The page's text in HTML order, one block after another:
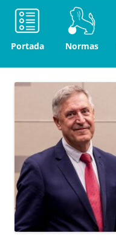
Portada Normas